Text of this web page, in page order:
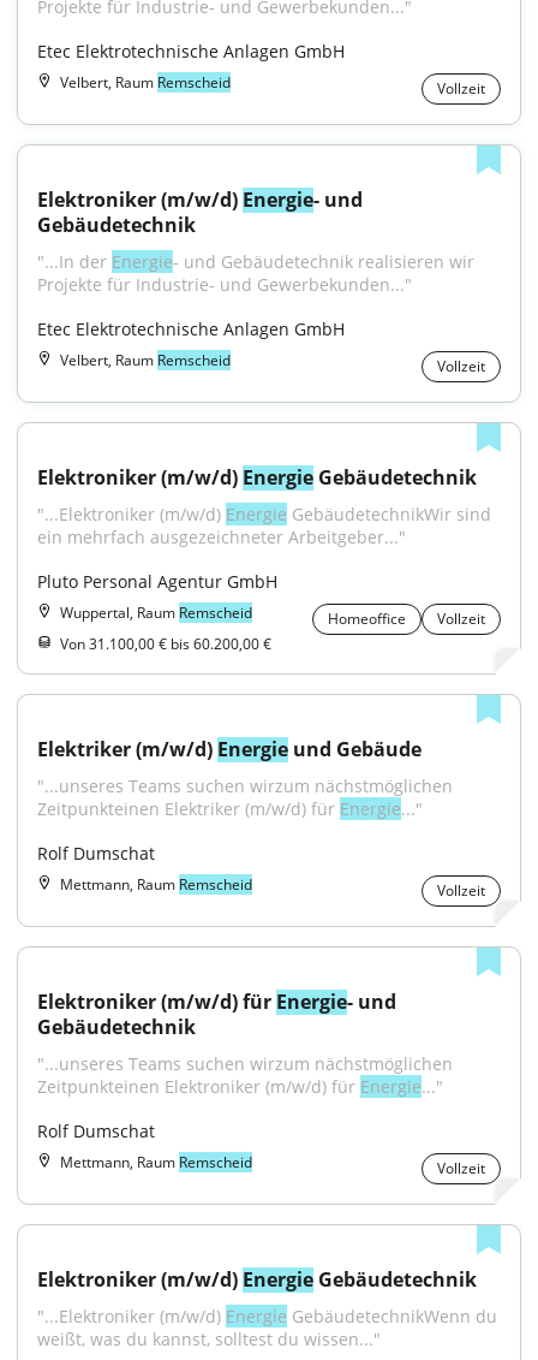
Projekte für Industrie- und Gewerbekunden..."
Etec Elektrotechnische Anlagen GmbH
Velbert, Raum Remscheid Vollzeit
Elektroniker (m/w/d) Energie- und
Gebäudetechnik
"...In der Energie- und Gebäudetechnik realisieren wir
Projekte für Industrie- und Gewerbekunden..."
Etec Elektrotechnische Anlagen GmbH
Velbert, Raum Remscheid Vollzeit
Elektroniker (m/w/d) Energie Gebäudetechnik
"...Elektroniker (m/w/d) Energie GebäudetechnikWir sind
ein mehrfach ausgezeichneter Arbeitgeber..."
Pluto Personal Agentur GmbH
Wuppertal, Raum Remscheid Homeoffice
Vollzeit
Von 31.100,00 € bis 60.200,00 €
Elektriker (m/w/d) Energie und Gebäude
"...unseres Teams suchen wirzum nächstmöglichen
Zeitpunkteinen Elektriker (m/w/d) für Energie..."
Rolf Dumschat
Mettmann, Raum Remscheid Vollzeit
Elektroniker (m/w/d) für Energie- und
Gebäudetechnik
"...unseres Teams suchen wirzum nächstmöglichen
Zeitpunkteinen Elektroniker (m/w/d) für Energie..."
Rolf Dumschat
Mettmann, Raum Remscheid Vollzeit
Elektroniker (m/w/d) Energie Gebäudetechnik
"...Elektroniker (m/w/d) Energie GebäudetechnikWenn du
weißt, was du kannst, solltest du wissen..."